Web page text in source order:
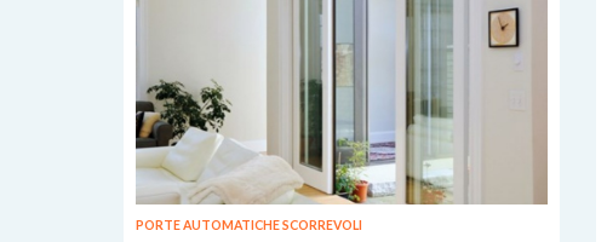
PORTE AUTOMATICHE SCORREVOLI